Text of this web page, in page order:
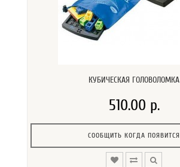
КУБИЧЕСКАЯ ГОЛОВОЛОМКА
510.00 р.
СООБЩИТЬ КОГДА ПОЯВИТСЯ